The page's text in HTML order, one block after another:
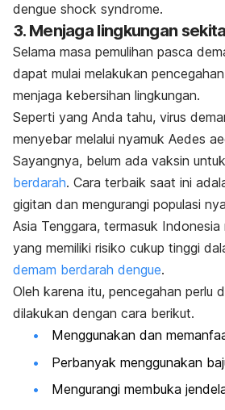
dengue shock syndrome.
3. Menjaga lingkungan
Selama masa pemulihan pasca
dapat mulai melakukan
menjaga kebersihan lingkungan.
Seperti yang Anda tahu, virus
menyebar melalui nyamuk Aedes
Sayangnya, belum ada vaksin untuk
berdarah. Cara terbaik saat ini
gigitan dan mengurangi populasi
Asia Tenggara, termasuk
yang memiliki risiko cukup tinggi
demam berdarah dengue.
Oleh karena itu, pencegahan perlu
dilakukan dengan cara berikut.
Menggunakan dan
Perbanyak menggunakan
Mengurangi membuka